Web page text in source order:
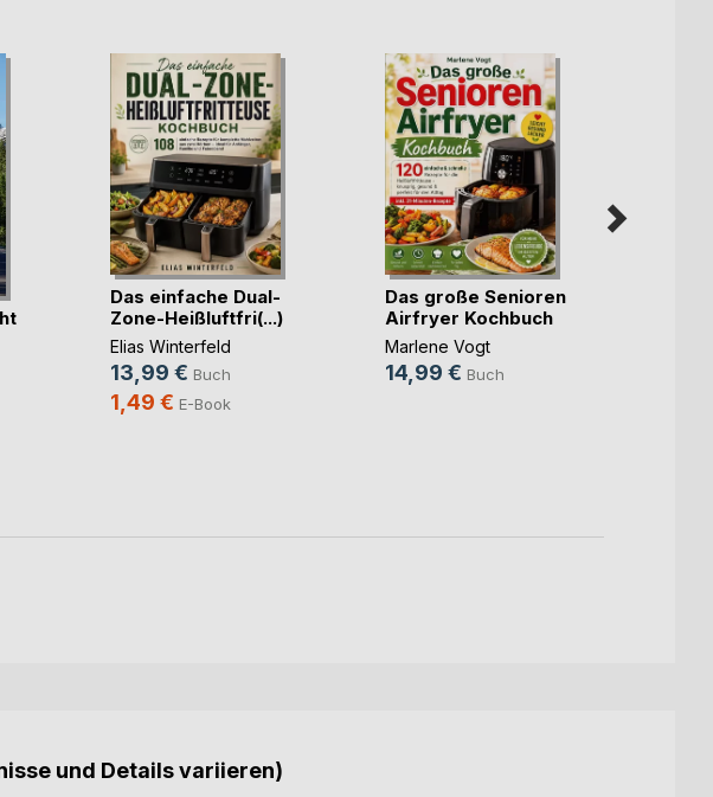
Das einfache Dual-
Zone-Heißluftfri(...)
Elias Winterfeld
13,99 € Buch
1,49 € E-Book
Das große Senioren
Airfryer Kochbuch
Marlene Vogt
14,99 € Buch
und Details variieren)